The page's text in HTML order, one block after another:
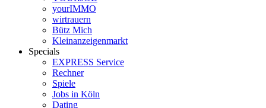
yourIMMO
wirtrauern
Bütz Mich
Kleinanzeigenmarkt
Specials
EXPRESS Service
Rechner
Spiele
Jobs in Köln
Dating